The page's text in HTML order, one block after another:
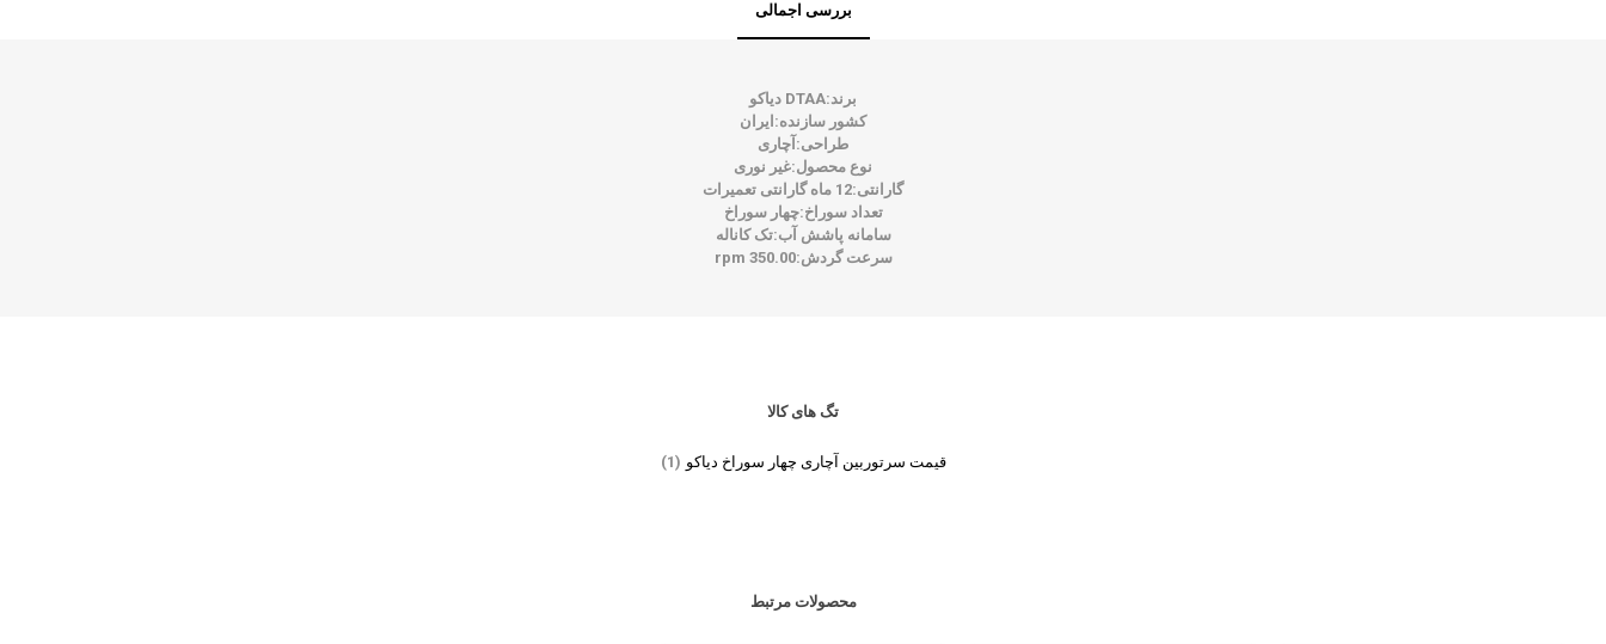
بررسی اجمالی
برند:DTAA دیاکو
کشور سازنده: ایران
طراحی: آچاری
نوع محصول:غیر نوری
گارانتی:12 ماه گارانتی تعمیرات
تعداد سوراخ:چهار سوراخ
سامانه پاشش آب:تک کاناله
سرعت گردش:350.00 rpm
تگ های کالا
قیمت سرتوربین آچاری چهار سوراخ دیاکو (1)
محصولات مرتبط